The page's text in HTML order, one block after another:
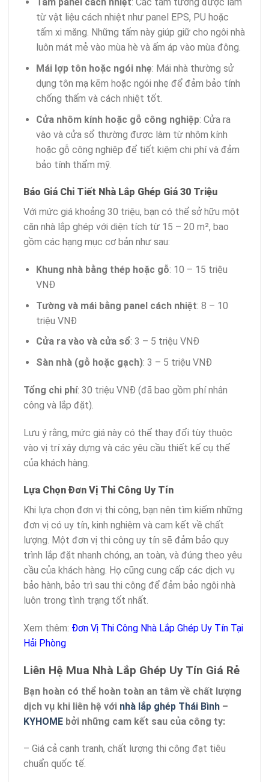
Tấm panel cách nhiệt: Các tấm tường được làm
từ vật liệu cách nhiệt như panel EPS, PU hoặc
tấm xi măng. Những tấm này giúp giữ cho ngôi nhà
luôn mát mẻ vào mùa hè và ấm áp vào mùa đông.
Mái lợp tôn hoặc ngói nhẹ: Mái nhà thường sử
dụng tôn mạ kẽm hoặc ngói nhẹ để đảm bảo tính
chống thấm và cách nhiệt tốt.
Cửa nhôm kính hoặc gỗ công nghiệp: Cửa ra
vào và cửa sổ thường được làm từ nhôm kính
hoặc gỗ công nghiệp để tiết kiệm chi phí và đảm
bảo tính thẩm mỹ.
Báo Giá Chi Tiết Nhà Lắp Ghép Giá 30 Triệu
Với mức giá khoảng 30 triệu, bạn có thể sở hữu một
căn nhà lắp ghép với diện tích từ 15 – 20 m², bao
gồm các hạng mục cơ bản như sau:
Khung nhà bằng thép hoặc gỗ: 10 – 15 triệu
VNĐ
Tường và mái bằng panel cách nhiệt: 8 – 10
triệu VNĐ
Cửa ra vào và cửa sổ: 3 – 5 triệu VNĐ
Sàn nhà (gỗ hoặc gạch): 3 – 5 triệu VNĐ
Tổng chi phí: 30 triệu VNĐ (đã bao gồm phí nhân
công và lắp đặt).
Lưu ý rằng, mức giá này có thể thay đổi tùy thuộc
vào vị trí xây dựng và các yêu cầu thiết kế cụ thể
của khách hàng.
Lựa Chọn Đơn Vị Thi Công Uy Tín
Khi lựa chọn đơn vị thi công, bạn nên tìm kiếm những
đơn vị có uy tín, kinh nghiệm và cam kết về chất
lượng. Một đơn vị thi công uy tín sẽ đảm bảo quy
trình lắp đặt nhanh chóng, an toàn, và đúng theo yêu
cầu của khách hàng. Họ cũng cung cấp các dịch vụ
bảo hành, bảo trì sau thi công để đảm bảo ngôi nhà
luôn trong tình trạng tốt nhất.
Xem thêm: Đơn Vị Thi Công Nhà Lắp Ghép Uy Tín Tại
Hải Phòng
Liên Hệ Mua Nhà Lắp Ghép Uy Tín Giá Rẻ
Bạn hoàn có thể hoàn toàn an tâm về chất lượng
dịch vụ khi liên hệ với nhà lắp ghép Thái Bình –
KYHOME bởi những cam kết sau của công ty:
– Giá cả cạnh tranh, chất lượng thi công đạt tiêu
chuẩn quốc tế.